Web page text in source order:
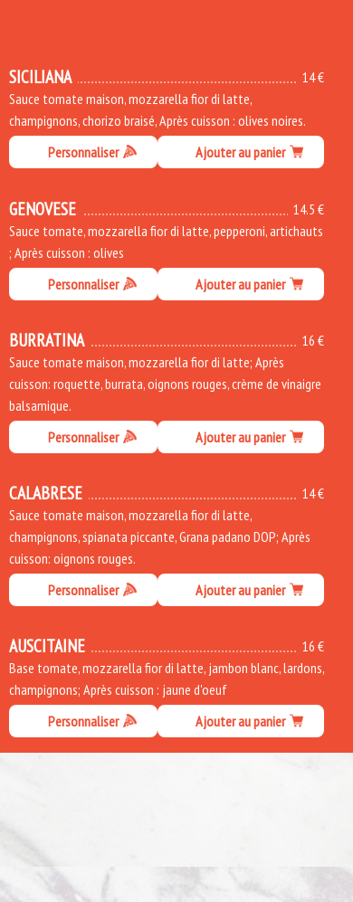
14 €
SICILIANA
Sauce tomate maison, mozzarella fior di latte,
champignons, chorizo braisé, Après cuisson : olives noires.
Personnaliser
Ajouter au panier
14.5 €
GENOVESE
Sauce tomate, mozzarella fior di latte, pepperoni, artichauts
; Après cuisson : olives
Personnaliser
Ajouter au panier
16 €
BURRATINA
Sauce tomate maison, mozzarella fior di latte; Après
cuisson: roquette, burrata, oignons rouges, crème de vinaigre
balsamique.
Personnaliser
Ajouter au panier
14 €
CALABRESE
Sauce tomate maison, mozzarella fior di latte,
champignons, spianata piccante, Grana padano DOP; Après
cuisson: oignons rouges.
Personnaliser
Ajouter au panier
16 €
AUSCITAINE
Base tomate, mozzarella fior di latte, jambon blanc, lardons,
champignons; Après cuisson : jaune d'oeuf
Personnaliser
Ajouter au panier